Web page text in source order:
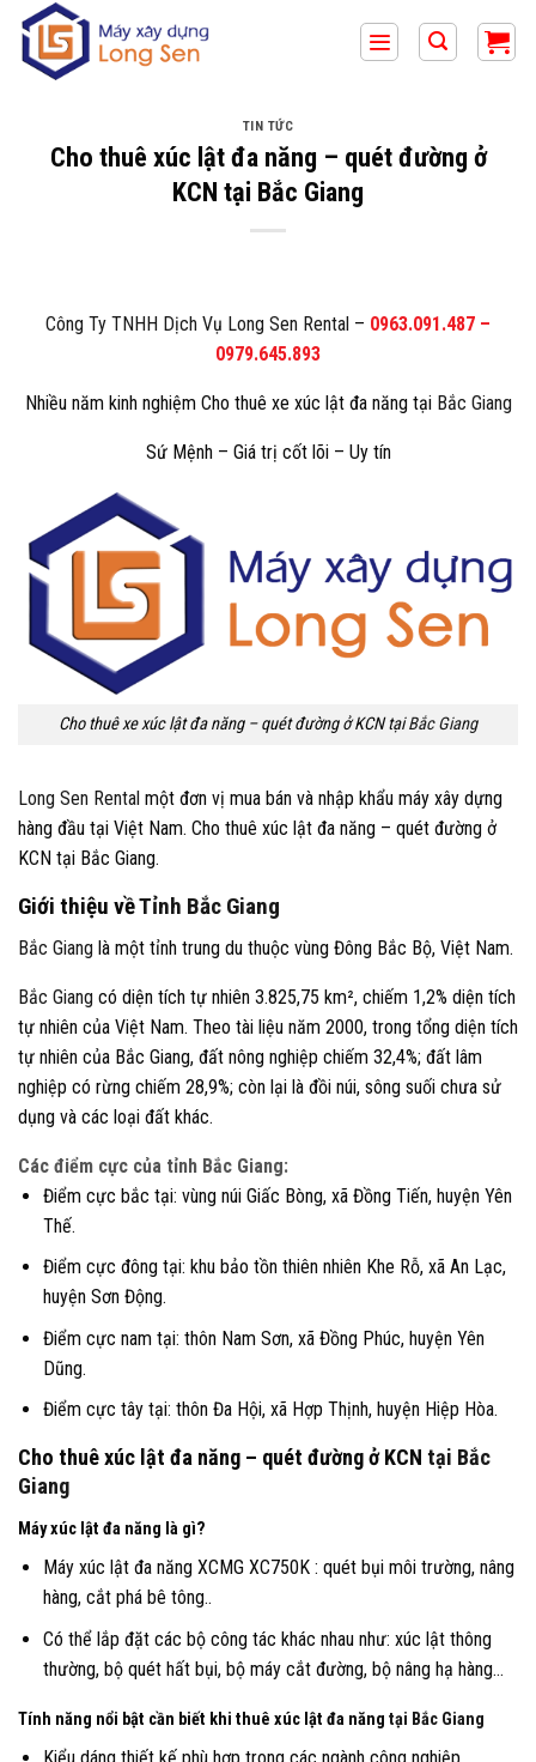
qua
TIN TỨC
Cho thuê xúc lật đa năng – quét đường ở
KCN tại Bắc Giang
Công Ty TNHH Dịch Vụ Long Sen Rental – 0963.091.487 –
0979.645.893
Nhiều năm kinh nghiệm Cho thuê xe xúc lật đa năng tại Bắc Giang
Sứ Mệnh – Giá trị cốt lõi – Uy tín
Cho thuê xe xúc lật đa năng – quét đường ở KCN tạiBắc Giang
Long Sen Rental một đơn vị mua bán và nhập khẩu máy xây dựng
hàng đầu tại Việt Nam. Cho thuê xúc lật đa năng – quét đường ở
KCN tại Bắc Giang.
Giới thiệu vềTỉnh Bắc Giang
Bắc Giang là một tỉnh trung du thuộc vùng Đông Bắc Bộ, Việt Nam.
Bắc Giang có diện tích tự nhiên 3.825,75 km², chiếm 1,2% diện tích
tự nhiên của Việt Nam. Theo tài liệu năm 2000, trong tổng diện tích
tự nhiên của Bắc Giang, đất nông nghiệp chiếm 32,4%; đất lâm
nghiệp có rừng chiếm 28,9%; còn lại là đồi núi, sông suối chưa sử
dụng và các loại đất khác.
Các điểm cực của tỉnh Bắc Giang:
Điểm cực bắc tại: vùng núi Giấc Bòng, xã Đồng Tiến, huyện Yên
Thế.
Điểm cực đông tại: khu bảo tồn thiên nhiên Khe Rỗ, xã An Lạc,
huyện Sơn Động.
Điểm cực nam tại: thôn Nam Sơn, xã Đồng Phúc, huyện Yên
Dũng.
Điểm cực tây tại: thôn Đa Hội, xã Hợp Thịnh, huyện Hiệp Hòa.
Cho thuê xúc lật đa năng – quét đường ở KCN tại Bắc
Giang
Máy xúc lật đa năng là gì?
Máy xúc lật đa năng XCMG XC750K : quét bụi môi trường, nâng
hàng, cắt phá bê tông..
Có thể lắp đặt các bộ công tác khác nhau như: xúc lật thông
thường, bộ quét hất bụi, bộ máy cắt đường, bộ nâng hạ hàng…
Tính năng nổi bật cần biết khi thuê xúc lật đa năng tại Bắc Giang
Kiểu dáng thiết kế phù hợp trong các ngành công nghiệp